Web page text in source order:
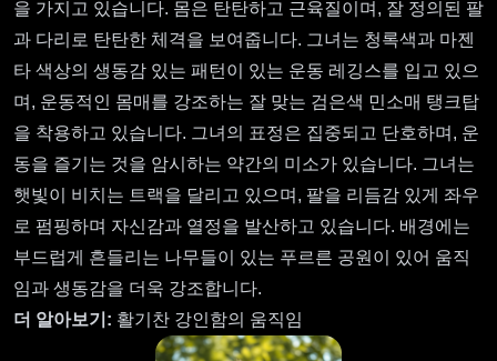
을 가지고 있습니다. 몸은 탄탄하고 근육질이며, 잘 정의된 팔
과 다리로 탄탄한 체격을 보여줍니다. 그녀는 청록색과 마젠
타 색상의 생동감 있는 패턴이 있는 운동 레깅스를 입고 있으
며, 운동적인 몸매를 강조하는 잘 맞는 검은색 민소매 탱크탑
을 착용하고 있습니다. 그녀의 표정은 집중되고 단호하며, 운
동을 즐기는 것을 암시하는 약간의 미소가 있습니다. 그녀는
햇빛이 비치는 트랙을 달리고 있으며, 팔을 리듬감 있게 좌우
로 펌핑하며 자신감과 열정을 발산하고 있습니다. 배경에는
부드럽게 흔들리는 나무들이 있는 푸르른 공원이 있어 움직
임과 생동감을 더욱 강조합니다.
더 알아보기: 활기찬 강인함의 움직임